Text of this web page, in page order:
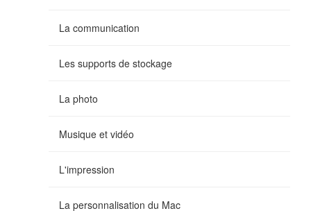
La communication
Les supports de stockage
La photo
Musique et vidéo
L'impression
La personnalisation du Mac